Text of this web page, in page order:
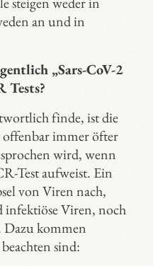
an und in
„Sars-CoV-2
Tests?
finde, ist die
offenbar immer öfter
wird, wenn
Test aufweist. Ein
von Viren nach,
infektiöse Viren, noch
kommen
sind: